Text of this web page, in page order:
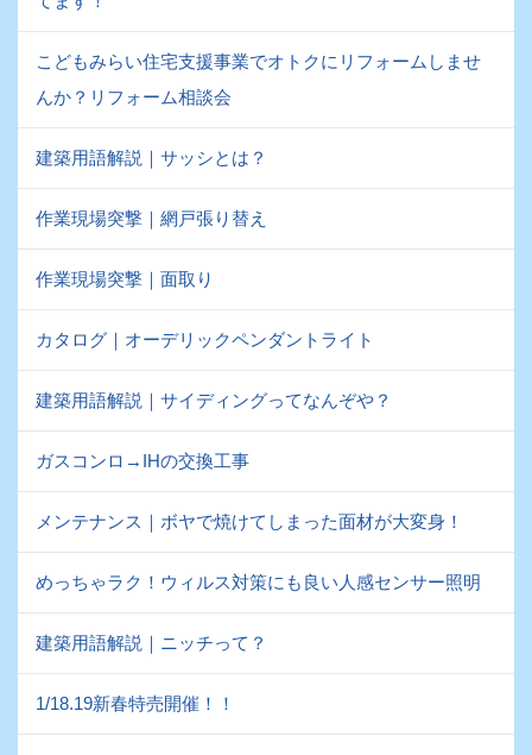
こどもみらい住宅支援事業でオトクにリフォームしませ
んか？リフォーム相談会
建築用語解説｜サッシとは？
作業現場突撃｜網戸張り替え
作業現場突撃｜面取り
カタログ｜オーデリックペンダントライト
建築用語解説｜サイディングってなんぞや？
ガスコンロ→IHの交換工事
メンテナンス｜ボヤで焼けてしまった面材が大変身！
めっちゃラク！ウィルス対策にも良い人感センサー照明
建築用語解説｜ニッチって？
1/18.19新春特売開催！！